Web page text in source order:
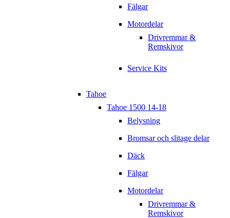
Fälgar
Motordelar
Drivremmar &
Remskivor
Service Kits
Tahoe
Tahoe 1500 14-18
Belysning
Bromsar och slitage delar
Däck
Fälgar
Motordelar
Drivremmar &
Remskivor